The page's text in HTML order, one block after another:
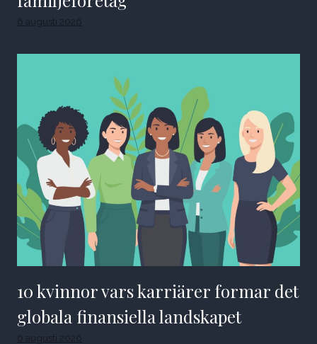
6 augusti 2026
10 kvinnor vars karriärer formar det
globala finansiella landskapet
6 augusti 2026